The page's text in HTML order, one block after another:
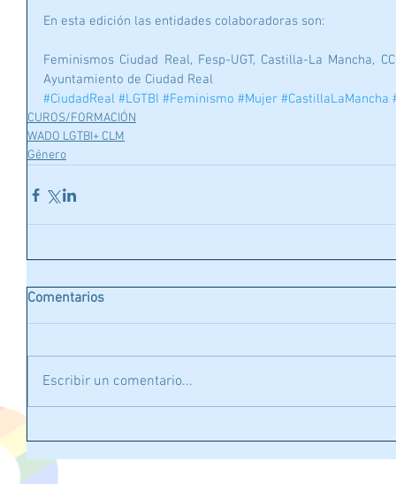
En esta edición las entidades colaboradoras son:
Feminismos Ciudad Real, Fesp-UGT, Castilla-La Mancha,
Ayuntamiento de Ciudad Real
#CiudadReal #LGTBI #Feminismo #Mujer #CastillaLaMancha
CUROS/FORMACIÓN
WADO LGTBI+ CLM
Género
Comentarios
Escribir un comentario...